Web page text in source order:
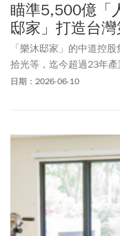
瞄準5,500億「
邸家」打造台
「樂沐邸家」的中道控
拾光等，迄今超過23年
創辦人劉佳發看準老屋趨
日期：2026-06-10